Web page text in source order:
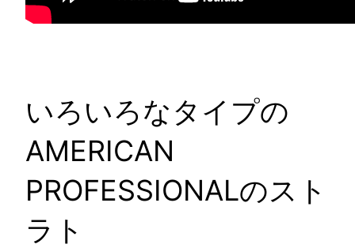
いろいろなタイプの
AMERICAN
PROFESSIONALのスト
ラト